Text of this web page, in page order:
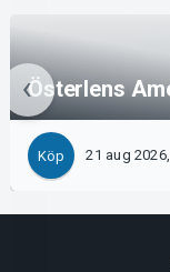
Österlens
Köp 21 aug